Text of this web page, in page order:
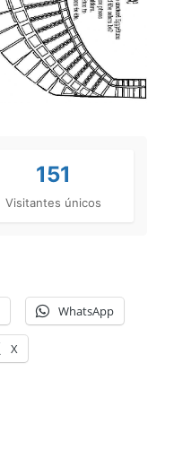
151
Visitantes únicos
WhatsApp
X